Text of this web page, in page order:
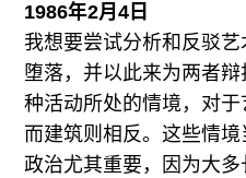
1986年2月4日
我想要尝试分析和反驳
堕落，并以此来为两者
种活动所处的情境，对于
而建筑则相反。这些情
政治尤其重要，因为大